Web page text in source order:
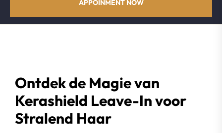
APPOINMENT NOW
Ontdek de Magie van
Kerashield Leave-In voor
Stralend Haar